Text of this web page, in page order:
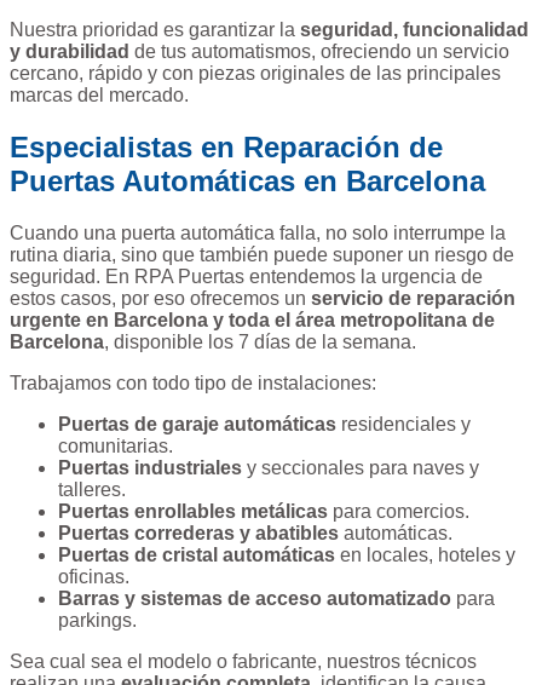
Nuestra prioridad es garantizar la seguridad, funcionalidad
y durabilidad de tus automatismos, ofreciendo un servicio
cercano, rápido y con piezas originales de las principales
marcas del mercado.
Especialistas en Reparación de
Puertas Automáticas en Barcelona
Cuando una puerta automática falla, no solo interrumpe la
rutina diaria, sino que también puede suponer un riesgo de
seguridad. En RPA Puertas entendemos la urgencia de
estos casos, por eso ofrecemos un servicio de reparación
urgente en Barcelona y toda el área metropolitana de
Barcelona, disponible los 7 días de la semana.
Trabajamos con todo tipo de instalaciones:
Puertas de garaje automáticas residenciales y
comunitarias.
Puertas industriales y seccionales para naves y
talleres.
Puertas enrollables metálicas para comercios.
Puertas correderas y abatibles automáticas.
Puertas de cristal automáticas en locales, hoteles y
oficinas.
Barras y sistemas de acceso automatizado para
parkings.
Sea cual sea el modelo o fabricante, nuestros técnicos